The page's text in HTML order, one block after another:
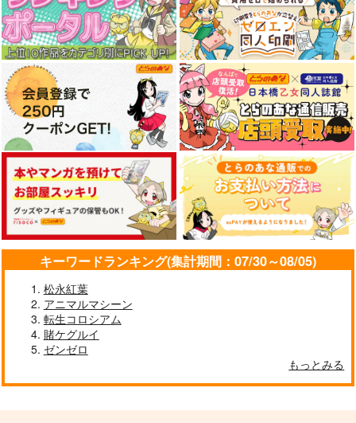
550円（税込）
八雲紫
サンプル
作品詳細
550円（税込）
秋静葉
サンプル
作品詳細
550円（税込）
菅牧典
サンプル
作品詳細
東方クリアファイル
菅牧典５
AbsoluteZero
円（税込）
サンプル
ン 【クリアファイル
サンプル
サンプル
キーワードランキング(集計期間：07/30～08/05)
松永紅葉
アニマルマシーン
転生コロシアム
賭ケグルイ
ゼンゼロ
もっとみる